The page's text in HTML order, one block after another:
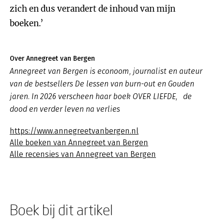
zich en dus verandert de inhoud van mijn
boeken.’
Over Annegreet van Bergen
Annegreet van Bergen is econoom, journalist en auteur
van de bestsellers De lessen van burn-out en Gouden
jaren. In 2026 verscheen haar boek OVER LIEFDE, de
dood en verder leven na verlies
https://www.annegreetvanbergen.nl
Alle boeken van Annegreet van Bergen
Alle recensies van Annegreet van Bergen
Boek bij dit artikel